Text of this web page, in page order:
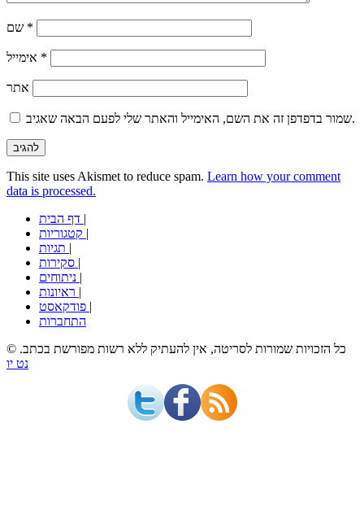
*
*
אתר
שמור בדפדפן זה את השם, האימייל והאתר שלי לפעם הבאה שאגיב.
This site uses Akismet to reduce spam. Learn how your comment
data is processed.
|
|
|
|
|
|
|
התחברות
© כל הזכויות שמורות לסריטה, אין להעתיק ללא רשות מפורשת בכתב.
נט יו